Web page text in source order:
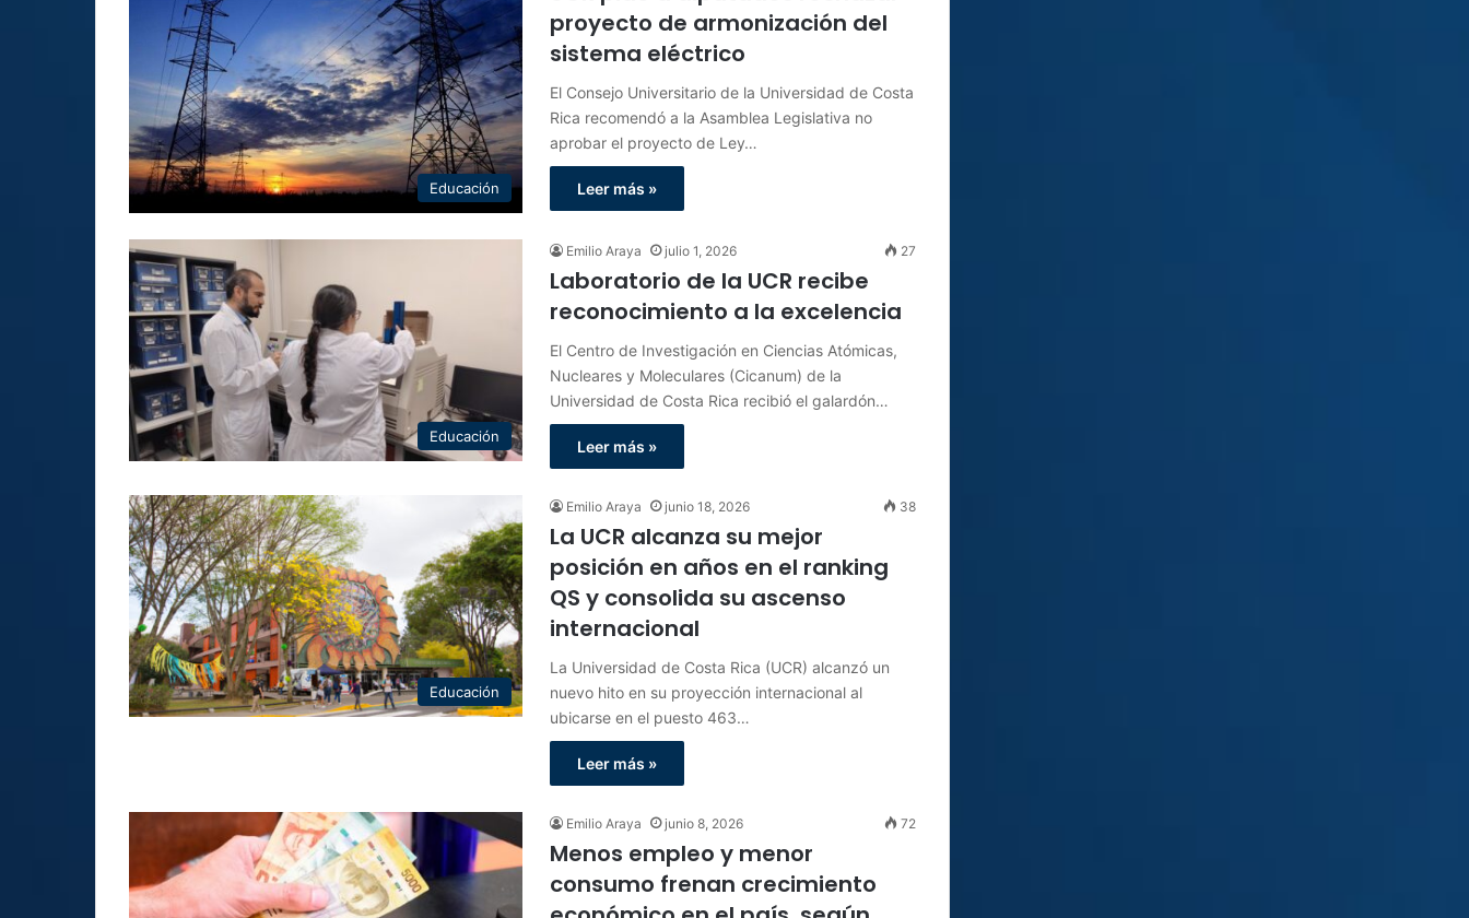
Educación
proyecto de armonización del
sistema eléctrico
El Consejo Universitario de la Universidad de Costa
Rica recomendó a la Asamblea Legislativa no
aprobar el proyecto de Ley…
Leer más »
Educación
Emilio Araya julio 1, 2026 27
Laboratorio de la UCR recibe
reconocimiento a la excelencia
El Centro de Investigación en Ciencias Atómicas,
Nucleares y Moleculares (Cicanum) de la
Universidad de Costa Rica recibió el galardón…
Leer más »
Educación
Emilio Araya junio 18, 2026 38
La UCR alcanza su mejor
posición en años en el ranking
QS y consolida su ascenso
internacional
La Universidad de Costa Rica (UCR) alcanzó un
nuevo hito en su proyección internacional al
ubicarse en el puesto 463…
Leer más »
Emilio Araya junio 8, 2026 72
Menos empleo y menor
consumo frenan crecimiento